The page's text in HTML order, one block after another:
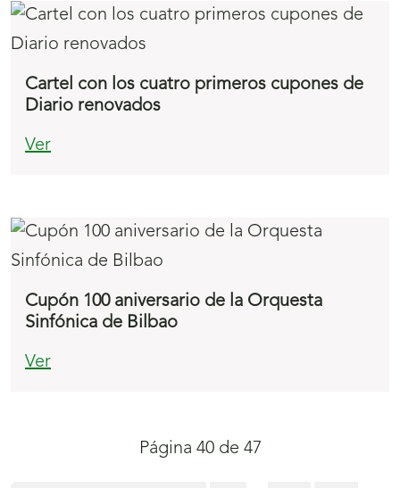
Cartel con los cuatro primeros cupones de
Diario renovados
Ver
Cupón 100 aniversario de la Orquesta
Sinfónica de Bilbao
Ver
Página 40 de 47